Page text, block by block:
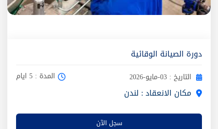
دورة الصيانة الوقائية
التاريخ : 03-مايو-2026 المدة : 5 ايام
مكان الانعقاد : لندن
سجل الآن